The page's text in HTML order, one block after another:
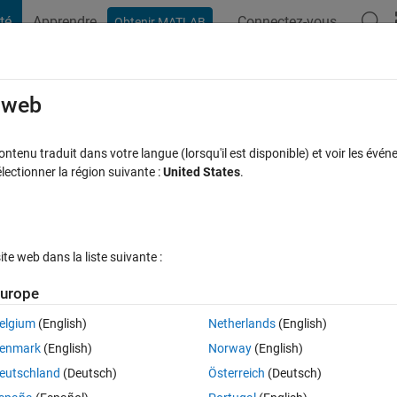
Apprendre Obtenir MATLAB Connectez-vous
to run on a distant Linux machine?
so I can just pass it to a distant Linux server to execute?
traduit dans votre langue (lorsqu'il est disponible) et voir les
la région suivante :United States.
web dans la liste suivante :
(English)
(English)
(Deutsch)
Netherlands(English)
Norway(English)
Österreich (Deutsch)